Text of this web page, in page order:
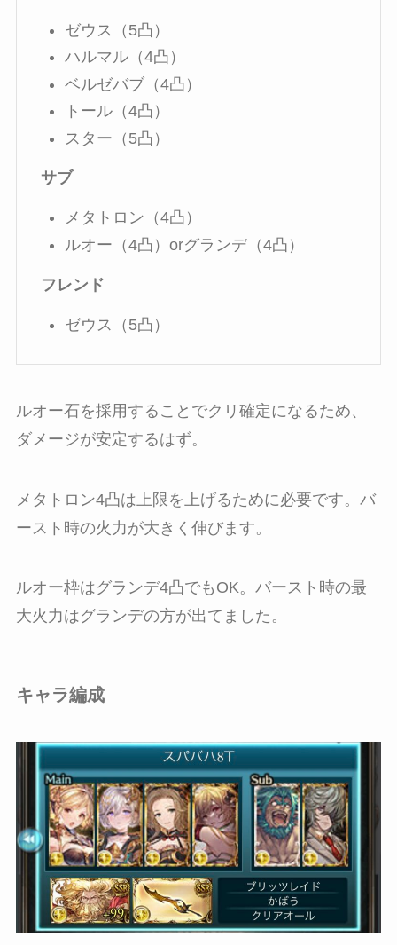
ゼウス（5凸）
ハルマル（4凸）
ベルゼバブ（4凸）
トール（4凸）
スター（5凸）
サブ
メタトロン（4凸）
ルオー（4凸）orグランデ（4凸）
フレンド
ゼウス（5凸）
ルオー石を採用することでクリ確定になるため、
ダメージが安定するはず。
メタトロン4凸は上限を上げるために必要です。バ
ースト時の火力が大きく伸びます。
ルオー枠はグランデ4凸でもOK。バースト時の最
大火力はグランデの方が出てました。
キャラ編成